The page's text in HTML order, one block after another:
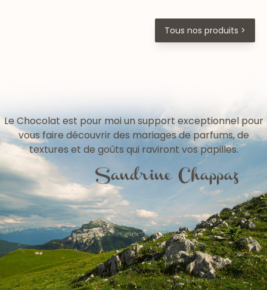
Tous nos produits >
Le Chocolat est pour moi un support exceptionnel pour
vous faire découvrir des mariages de parfums, de
textures et de goûts qui raviront vos papilles.